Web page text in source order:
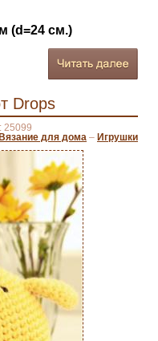
(d=24 см.)
Drops
25099
Вязание для дома – Игрушки